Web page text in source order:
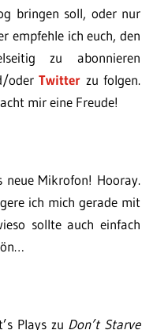
bringen soll, oder nur
empfehle ich euch, den
zu abonnieren
oderTwitter zu folgen.
mir eine Freude!
neue Mikrofon! Hooray.
ich mich gerade mit
sollte auch einfach
Plays zu Don’t Starve